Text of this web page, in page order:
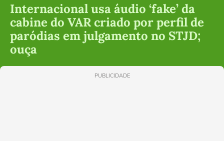
Internacional usa áudio ‘fake’ da
cabine do VAR criado por perfil de
paródias em julgamento no STJD;
ouça
PUBLICIDADE